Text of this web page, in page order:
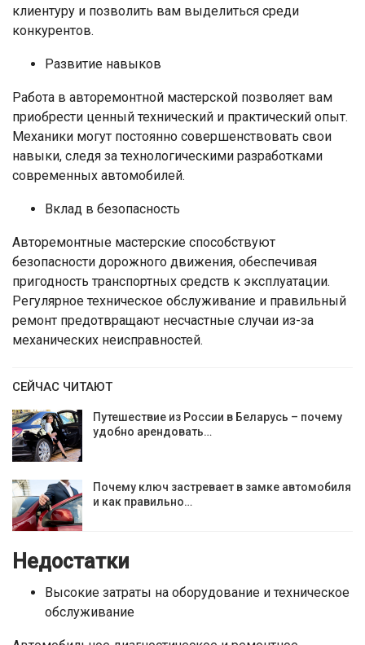
клиентуру и позволить вам выделиться среди
конкурентов.
Развитие навыков
Работа в авторемонтной мастерской позволяет вам
приобрести ценный технический и практический опыт.
Механики могут постоянно совершенствовать свои
навыки, следя за технологическими разработками
современных автомобилей.
Вклад в безопасность
Авторемонтные мастерские способствуют
безопасности дорожного движения, обеспечивая
пригодность транспортных средств к эксплуатации.
Регулярное техническое обслуживание и правильный
ремонт предотвращают несчастные случаи из-за
механических неисправностей.
СЕЙЧАС ЧИТАЮТ
Путешествие из России в Беларусь – почему
удобно арендовать…
Почему ключ застревает в замке автомобиля
и как правильно…
Недостатки
Высокие затраты на оборудование и техническое
обслуживание